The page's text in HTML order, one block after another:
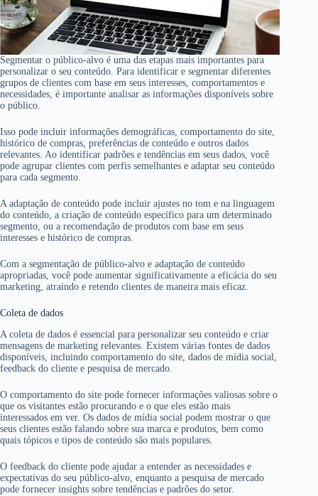
Segmentar o público-alvo é uma das etapas mais importantes para
personalizar o seu conteúdo. Para identificar e segmentar diferentes
grupos de clientes com base em seus interesses, comportamentos e
necessidades, é importante analisar as informações disponíveis sobre
o público.
Isso pode incluir informações demográficas, comportamento do site,
histórico de compras, preferências de conteúdo e outros dados
relevantes. Ao identificar padrões e tendências em seus dados, você
pode agrupar clientes com perfis semelhantes e adaptar seu conteúdo
para cada segmento.
A adaptação de conteúdo pode incluir ajustes no tom e na linguagem
do conteúdo, a criação de conteúdo específico para um determinado
segmento, ou a recomendação de produtos com base em seus
interesses e histórico de compras.
Com a segmentação de público-alvo e adaptação de conteúdo
apropriadas, você pode aumentar significativamente a eficácia do seu
marketing, atraindo e retendo clientes de maneira mais eficaz.
Coleta de dados
A coleta de dados é essencial para personalizar seu conteúdo e criar
mensagens de marketing relevantes. Existem várias fontes de dados
disponíveis, incluindo comportamento do site, dados de mídia social,
feedback do cliente e pesquisa de mercado.
O comportamento do site pode fornecer informações valiosas sobre o
que os visitantes estão procurando e o que eles estão mais
interessados em ver. Os dados de mídia social podem mostrar o que
seus clientes estão falando sobre sua marca e produtos, bem como
quais tópicos e tipos de conteúdo são mais populares.
O feedback do cliente pode ajudar a entender as necessidades e
expectativas do seu público-alvo, enquanto a pesquisa de mercado
pode fornecer insights sobre tendências e padrões do setor.